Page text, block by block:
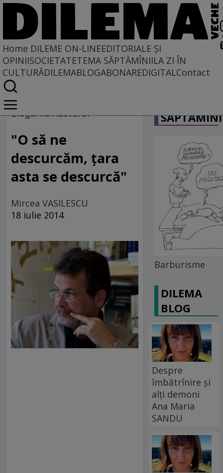
Home DILEME ON-LINEEDITORIALE ȘI
OPINIISOCIETATETEMA SĂPTĂMÎNIILA ZI ÎN
CULTURĂDILEMABLOGABONAREDIGITALContact
Home
Dileme on-line
Blogurile Adevărul
"O să ne
descurcăm, țara
asta se descurcă"
Mircea VASILESCU
18 iulie 2014
Barburisme
DILEMA
BLOG
Despre
îmbătrînire și
alți demoni
Ana Maria
SANDU